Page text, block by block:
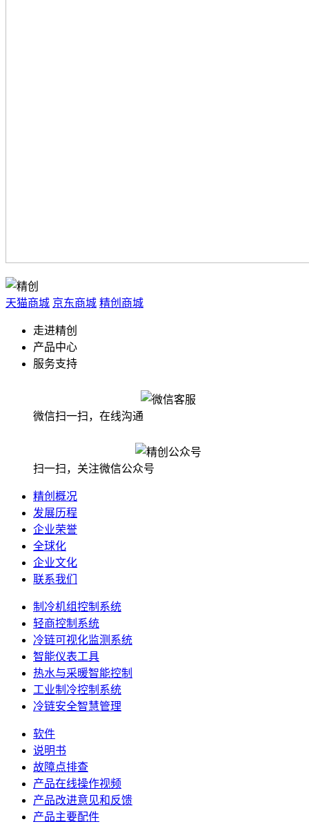
天猫商城 京东商城 精创商城
走进精创
产品中心
服务支持
微信扫一扫，在线沟通
扫一扫，关注微信公众号
精创概况
发展历程
企业荣誉
全球化
企业文化
联系我们
制冷机组控制系统
轻商控制系统
冷链可视化监测系统
智能仪表工具
热水与采暖智能控制
工业制冷控制系统
冷链安全智慧管理
软件
说明书
故障点排查
产品在线操作视频
产品改进意见和反馈
产品主要配件